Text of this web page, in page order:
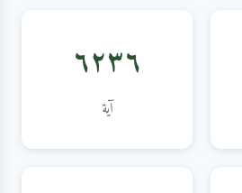
٦٢٣٦
آية